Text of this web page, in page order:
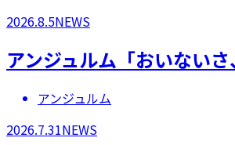
2026.8.5NEWS
アンジュルム「おいない
アンジュルム
2026.7.31NEWS